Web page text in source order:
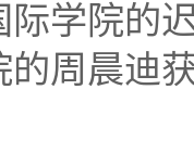
学院的
的周晨迪